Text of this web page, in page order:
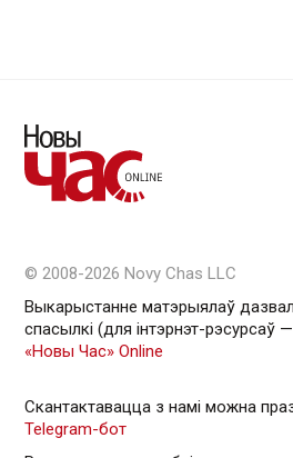
© 2008-2026 Novy Chas LLC
Выкарыстанне матэрыялаў
спасылкі (для інтэрнэт-рэсурсаў
«Новы Час» Online
Скантактавацца з намі можна
Telegram-бот